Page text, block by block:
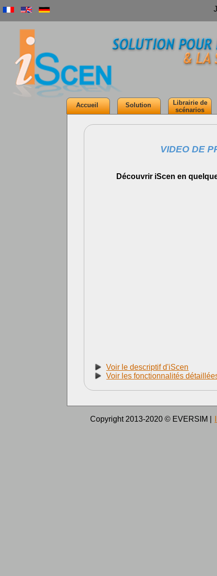
Accueil Solution
Librairie de
scénarios
VIDEO DE
Découvrir iScen en
Voir le descriptif d'iScen
Voir les fonctionnalités
Copyright 2013-2020 © EVERSIM |